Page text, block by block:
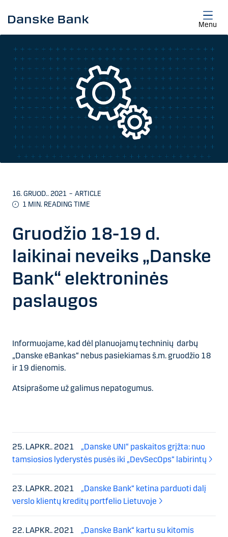
Menu
16. GRUOD.. 2021 – ARTICLE
1 MIN. READING TIME
Gruodžio 18-19 d.
laikinai neveiks „Danske
Bank“ elektroninės
paslaugos
Informuojame, kad dėl planuojamų techninių darbų
„Danske eBankas“ nebus pasiekiamas š.m. gruodžio 18
ir 19 dienomis.
Atsiprašome už galimus nepatogumus.
25. LAPKR.. 2021
„Danske UNI“ paskaitos grįžta: nuo
tamsiosios lyderystės pusės iki „DevSecOps“ labirintų
23. LAPKR.. 2021
„Danske Bank“ ketina parduoti dalį
verslo klientų kreditų portfelio Lietuvoje
22. LAPKR.. 2021
„Danske Bank“ kartu su kitomis